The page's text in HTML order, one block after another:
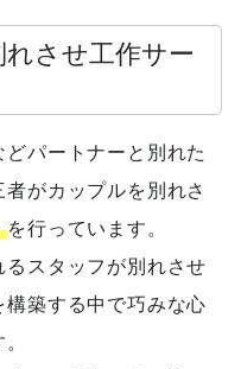
させ工作サー
パートナーと別れた
者がカップルを別れさ
を行っています。
スタッフが別れさせ
築する中で巧みな心